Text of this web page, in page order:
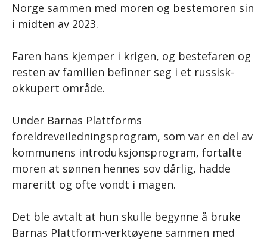
Norge sammen med moren og bestemoren sin
i midten av 2023.
Faren hans kjemper i krigen, og bestefaren og
resten av familien befinner seg i et russisk-
okkupert område.
Under Barnas Plattforms
foreldreveiledningsprogram, som var en del av
kommunens introduksjonsprogram, fortalte
moren at sønnen hennes sov dårlig, hadde
mareritt og ofte vondt i magen.
Det ble avtalt at hun skulle begynne å bruke
Barnas Plattform-verktøyene sammen med